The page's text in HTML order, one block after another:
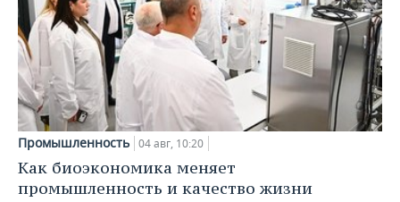
Промышленность 04 авг, 10:20
Как биоэкономика меняет
промышленность и качество жизни